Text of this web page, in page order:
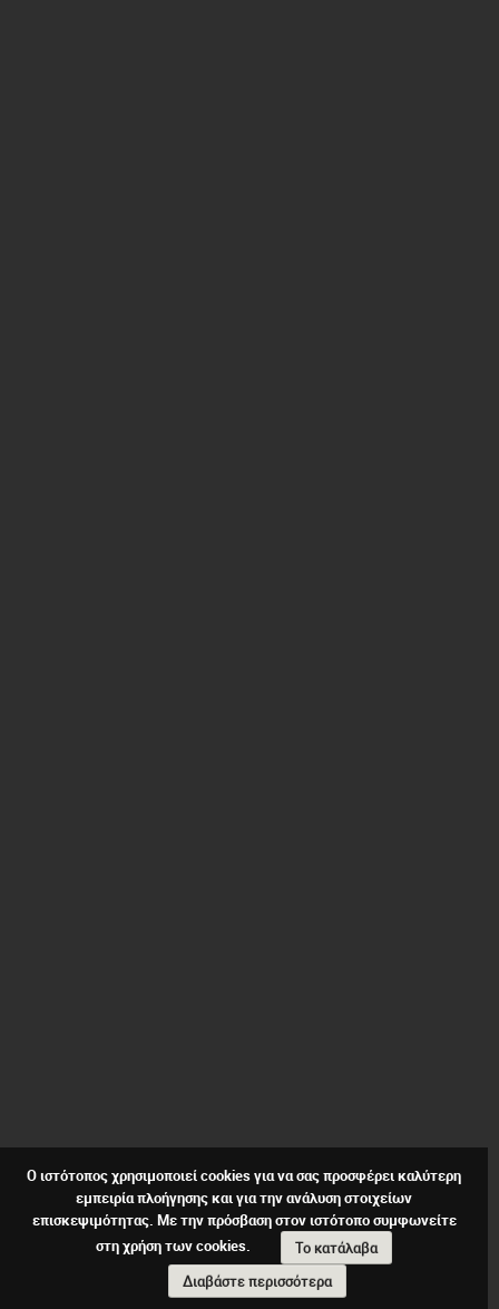
Ο ιστότοπος χρησιμοποιεί cookies για να σας προσφέρει καλύτερη
εμπειρία πλοήγησης και για την ανάλυση στοιχείων
επισκεψιμότητας. Με την πρόσβαση στον ιστότοπο συμφωνείτε
στη χρήση των cookies.
Το κατάλαβα
Διαβάστε περισσότερα